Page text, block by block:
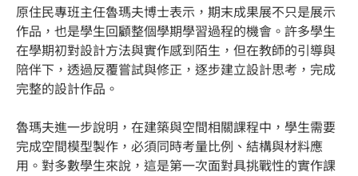
原住民專班主任魯瑪夫博士表示，期末成果展不只是展示
作品，也是學生回顧整個學期學習過程的機會。許多學生
在學期初對設計方法與實作感到陌生，但在教師的引導與
陪伴下，透過反覆嘗試與修正，逐步建立設計思考，完成
完整的設計作品。
魯瑪夫進一步說明，在建築與空間相關課程中，學生需要
完成空間模型製作，必須同時考量比例、結構與材料應
用。對多數學生來說，這是第一次面對具挑戰性的實作課